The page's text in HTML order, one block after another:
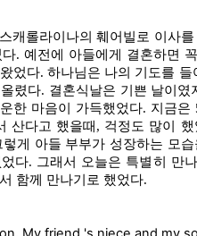
캐롤라이나의 훼어빌로 이사
. 예전에 아들에게 결혼하면
었다. 하나님은 나의 기도를
렸다. 결혼식날은 기쁜 날이였
한 마음이 가득했었다. 지금은
산다고 했을때, 걱정도 많이
게 아들 부부가 성장하는 모습
다. 그래서 오늘은 특별히 만
함께 만나기로 했었다.